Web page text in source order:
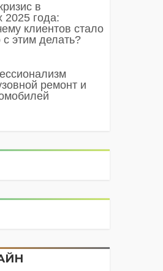
в
2025 года:
клиентов стало
этим делать?
ремонт и